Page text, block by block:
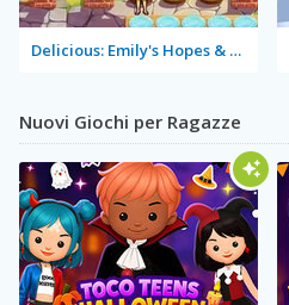
Delicious: Emily's Hopes & Fears
Nuovi Giochi per Ragazze